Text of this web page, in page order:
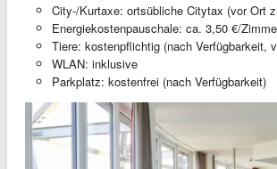
City-/Kurtaxe: ortsübliche Citytax (vor Ort
Energiekostenpauschale: ca. 3,50 €/
Tiere: kostenpflichtig (nach Verfügbarkeit,
WLAN: inklusive
Parkplatz: kostenfrei (nach Verfügbarkeit)